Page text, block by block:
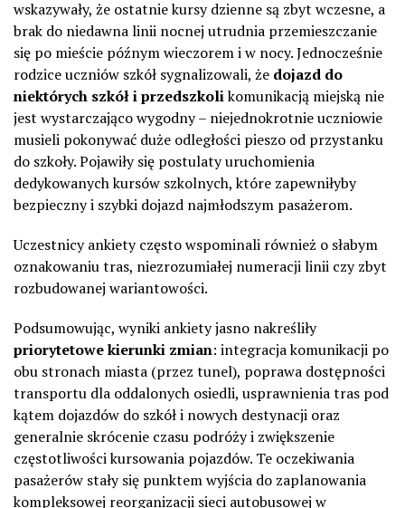
wskazywały, że ostatnie kursy dzienne są zbyt wczesne, a
brak do niedawna linii nocnej utrudnia przemieszczanie
się po mieście późnym wieczorem i w nocy. Jednocześnie
rodzice uczniów szkół sygnalizowali, że dojazd do
niektórych szkół i przedszkolikomunikacją miejską nie
jest wystarczająco wygodny – niejednokrotnie uczniowie
musieli pokonywać duże odległości pieszo od przystanku
do szkoły. Pojawiły się postulaty uruchomienia
dedykowanych kursów szkolnych, które zapewniłyby
bezpieczny i szybki dojazd najmłodszym pasażerom.
Uczestnicy ankiety często wspominali również o słabym
oznakowaniu tras, niezrozumiałej numeracji linii czy zbyt
rozbudowanej wariantowości.
Podsumowując, wyniki ankiety jasno nakreśliły
priorytetowe kierunki zmian: integracja komunikacji po
obu stronach miasta (przez tunel), poprawa dostępności
transportu dla oddalonych osiedli, usprawnienia tras pod
kątem dojazdów do szkół i nowych destynacji oraz
generalnie skrócenie czasu podróży i zwiększenie
częstotliwości kursowania pojazdów. Te oczekiwania
pasażerów stały się punktem wyjścia do zaplanowania
kompleksowej reorganizacji sieci autobusowej w